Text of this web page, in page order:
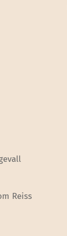
Reiss